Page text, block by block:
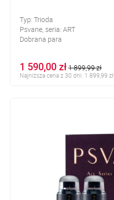
Typ: Trioda
Psvane, seria: ART
Dobrana para
1 590,00 zł1 899,99 zł
Najniższa cena z 30 dni: 1 899,99 zł